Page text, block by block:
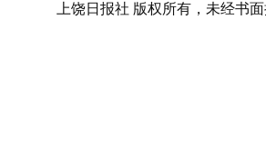
上饶日报社 版权所有，未经书